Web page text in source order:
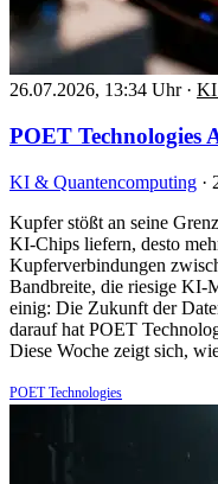
26.07.2026, 13:34 Uhr · KI
POET Technologies
KI & Quantencomputing ·
Kupfer stößt an seine
KI-Chips liefern, desto
Kupferverbindungen
Bandbreite, die riesige KI-
einig: Die Zukunft der
darauf hat POET
Diese Woche zeigt sich,
POET Technologies